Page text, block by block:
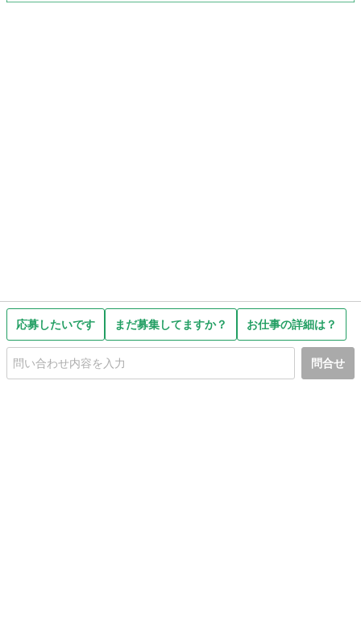
応募したいです まだ募集してますか？ お仕事の詳細は？
問合せ